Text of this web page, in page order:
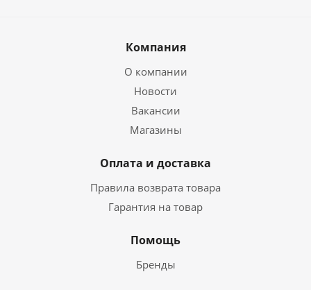
Компания
О компании
Новости
Вакансии
Магазины
Оплата и доставка
Правила возврата товара
Гарантия на товар
Помощь
Бренды